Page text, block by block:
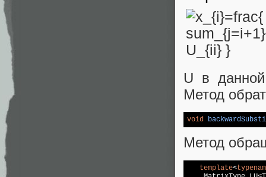
U в данной
Метод
void
Метод
template<